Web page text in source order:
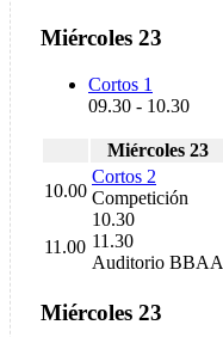
Miércoles 23
Cortos 1
09.30 - 10.30
Miércoles 23
10.00
Cortos 2
Competición
10.30
11.30
Auditorio BBAA
11.00
Miércoles 23